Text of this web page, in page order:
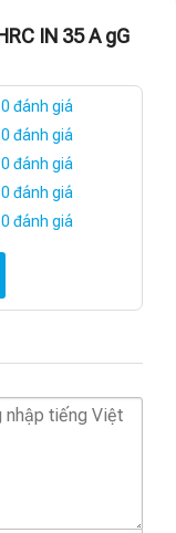
IN 35 A gG
0 đánh giá
0 đánh giá
0 đánh giá
0 đánh giá
0 đánh giá